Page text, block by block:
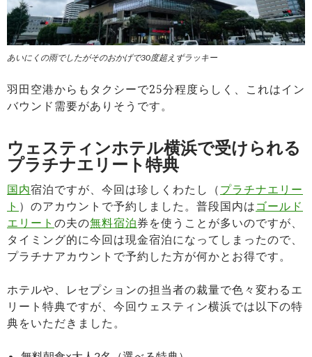
あいにくの雨でしたがそのおかげで30度超えずラッキー
羽田空港からもタクシーで25分程度らしく、これはイン
バウンド需要がありそうです。
ウェスティンホテル横浜で受けられる
プラチナエリート特典
国内宿泊ですが、今回は珍しくわたし（プラチナエリー
ト ）のアカウントで予約しました。普段国内はゴールド
エリート の夫の無料宿泊券を使うことが多いのですが、
タイミング的に今回は現金宿泊になってしまったので、
プラチナアカウントで予約した方が何かとお得です。
ホテルや、レセプションの担当者の裁量で色々変わるエ
リート特典ですが、今回ウェスティン横浜では以下の特
典をいただきました。